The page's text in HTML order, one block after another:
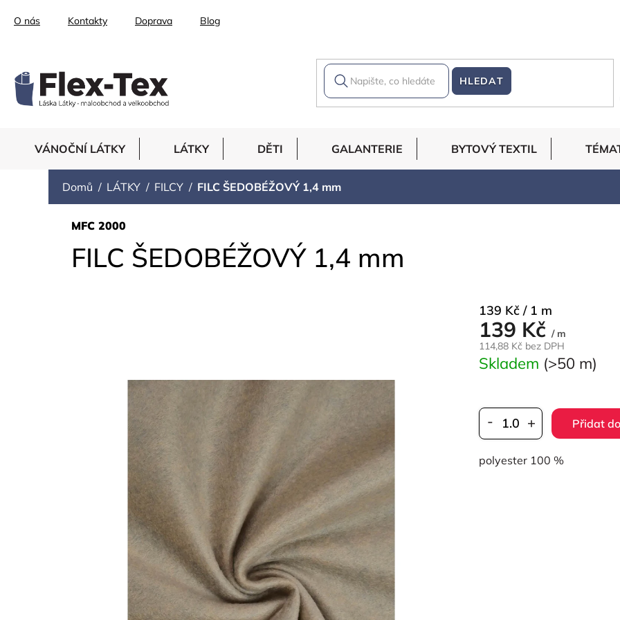
O nás Kontakty Doprava Blog
HLEDAT
VÁNOČNÍ LÁTKY LÁTKY DĚTI GALANTERIE BYTOVÝ TEXTIL
Domů LÁTKY FILCY FILC ŠEDOBÉŽOVÝ 1,4 mm
FILC ŠEDOBÉŽOVÝ 1,4 mm
MFC 2000
139 Kč / m
114,88 Kč bez DPH
Měrná
cena:
139 Kč / 1 m
Skladem (>50 m)
Přidat
polyester 100 %